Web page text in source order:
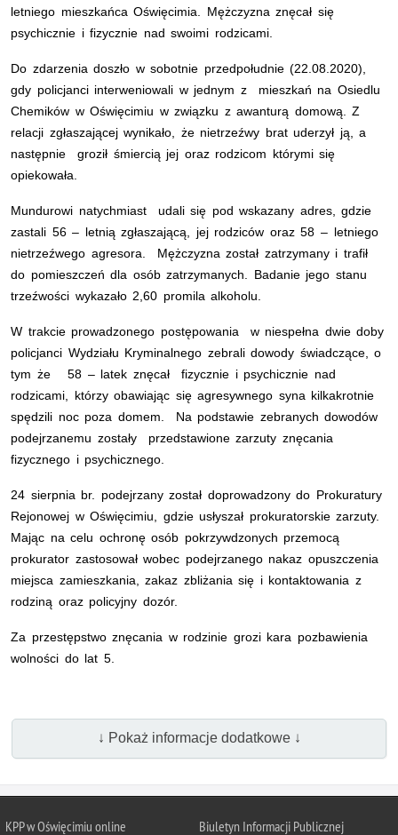
letniego mieszkańca Oświęcimia. Mężczyzna znęcał się
psychicznie i fizycznie nad swoimi rodzicami.
Do zdarzenia doszło w sobotnie przedpołudnie (22.08.2020),
gdy policjanci interweniowali w jednym z mieszkań na Osiedlu
Chemików w Oświęcimiu w związku z awanturą domową. Z
relacji zgłaszającej wynikało, że nietrzeźwy brat uderzył ją, a
następnie groził śmiercią jej oraz rodzicom którymi się
opiekowała.
Mundurowi natychmiast udali się pod wskazany adres, gdzie
zastali 56 – letnią zgłaszającą, jej rodziców oraz 58 – letniego
nietrzeźwego agresora. Mężczyzna został zatrzymany i trafił
do pomieszczeń dla osób zatrzymanych. Badanie jego stanu
trzeźwości wykazało 2,60 promila alkoholu.
W trakcie prowadzonego postępowania w niespełna dwie doby
policjanci Wydziału Kryminalnego zebrali dowody świadczące, o
tym że 58 – latek znęcał fizycznie i psychicznie nad
rodzicami, którzy obawiając się agresywnego syna kilkakrotnie
spędzili noc poza domem. Na podstawie zebranych dowodów
podejrzanemu zostały przedstawione zarzuty znęcania
fizycznego i psychicznego.
24 sierpnia br. podejrzany został doprowadzony do Prokuratury
Rejonowej w Oświęcimiu, gdzie usłyszał prokuratorskie zarzuty.
Mając na celu ochronę osób pokrzywdzonych przemocą
prokurator zastosował wobec podejrzanego nakaz opuszczenia
miejsca zamieszkania, zakaz zbliżania się i kontaktowania z
rodziną oraz policyjny dozór.
Za przestępstwo znęcania w rodzinie grozi kara pozbawienia
wolności do lat 5.
↓ Pokaż informacje dodatkowe ↓
KPP w Oświęcimiu online Biuletyn Informacji Publicznej